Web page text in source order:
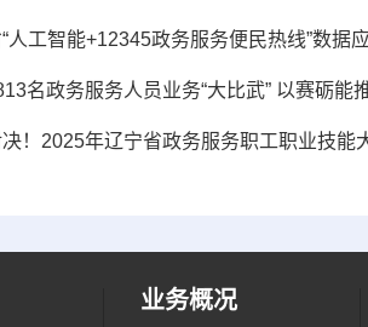
人工智能+12345政务服务便民热线”数据
名政务服务人员业务“大比武” 以赛砺能
！2025年辽宁省政务服务职工职业技能
业务概况